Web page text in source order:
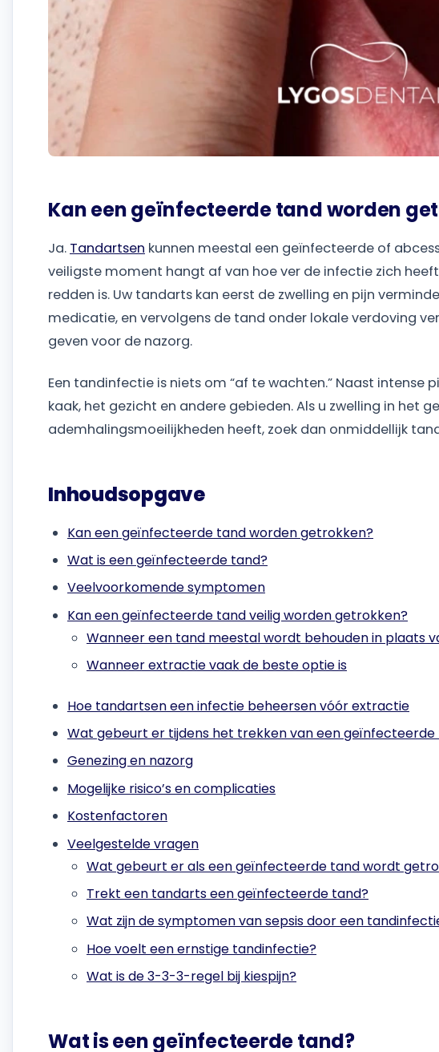
Kan een geïnfecteerde tand worden
Ja. Tandartsen kunnen meestal een geïnfecteerde of
veiligste moment hangt af van hoe ver de infectie zich
redden is. Uw tandarts kan eerst de zwelling en pijn
medicatie, en vervolgens de tand onder lokale verdoving
geven voor de nazorg.
Een tandinfectie is niets om “af te wachten.” Naast intense
kaak, het gezicht en andere gebieden. Als u zwelling in het
ademhalingsmoeilijkheden heeft, zoek dan onmiddellijk
Inhoudsopgave
Kan een geïnfecteerde tand worden getrokken?
Wat is een geïnfecteerde tand?
Veelvoorkomende symptomen
Kan een geïnfecteerde tand veilig worden getrokken?
Wanneer een tand meestal wordt behouden in plaats
Wanneer extractie vaak de beste optie is
Hoe tandartsen een infectie beheersen vóór extractie
Wat gebeurt er tijdens het trekken van een
Genezing en nazorg
Mogelijke risico’s en complicaties
Kostenfactoren
Veelgestelde vragen
Wat gebeurt er als een geïnfecteerde tand wordt
Trekt een tandarts een geïnfecteerde tand?
Wat zijn de symptomen van sepsis door een
Hoe voelt een ernstige tandinfectie?
Wat is de 3-3-3-regel bij kiespijn?
Wat is een geïnfecteerde tand?